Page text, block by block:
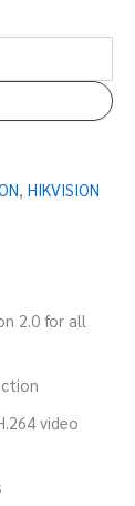
, HIKVISION
2.0 for all
video